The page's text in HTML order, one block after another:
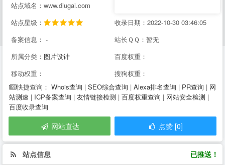
站点域名：www.diugai.com
站点星级：
收录日期：2022-10-30 03:46:05
备案信息： -
站长ＱＱ：暂无
所属分类： 图片设计
百度权重：
移动权重：
搜狗权重：
快捷查询： Whois查询 | SEO综合查询 | Alexa排名查询 | PR查询 | 网
站测速 | ICP备案查询 | 友情链接检测 | 百度权重查询 | 网站安全检测 |
百度收录查询
网站直达 点赞 [0]
站点信息 已推送！